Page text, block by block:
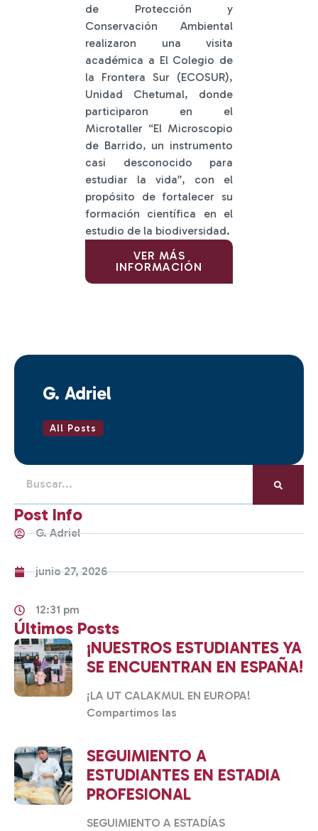
de Protección y
Conservación Ambiental
realizaron una visita
académica a El Colegio de
la Frontera Sur (ECOSUR),
Unidad Chetumal, donde
participaron en el
Microtaller “El Microscopio
de Barrido, un instrumento
casi desconocido para
estudiar la vida”, con el
propósito de fortalecer su
formación científica en el
estudio de la biodiversidad.
VER MÁS
INFORMACIÓN
G. Adriel
All Posts
Post Info
G. Adriel
junio 27, 2026
12:31 pm
Últimos Posts
¡NUESTROS ESTUDIANTES YA
SE ENCUENTRAN EN ESPAÑA!
¡LA UT CALAKMUL EN EUROPA!
Compartimos las
SEGUIMIENTO A
ESTUDIANTES EN ESTADIA
PROFESIONAL
SEGUIMIENTO A ESTADÍAS